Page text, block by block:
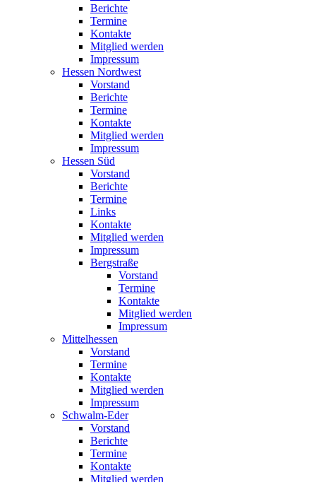
Berichte
Termine
Kontakte
Mitglied werden
Impressum
Hessen Nordwest
Vorstand
Berichte
Termine
Kontakte
Mitglied werden
Impressum
Hessen Süd
Vorstand
Berichte
Termine
Links
Kontakte
Mitglied werden
Impressum
Bergstraße
Vorstand
Termine
Kontakte
Mitglied werden
Impressum
Mittelhessen
Vorstand
Termine
Kontakte
Mitglied werden
Impressum
Schwalm-Eder
Vorstand
Berichte
Termine
Kontakte
Mitglied werden